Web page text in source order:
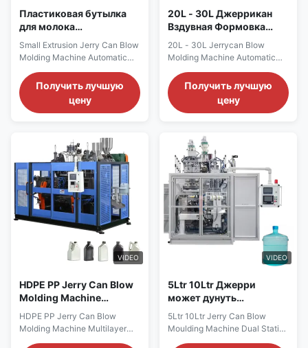
Пластиковая бутылка
для молока
Экструзионная
формовая машина HDPE
Small Extrusion Jerry Can Blow
Molding Machine Automatic
Rotary Blow Molding Machine
for Small Extrusion Full
Automatic HDPE PET PP Bottle
Blow Moulding Engine Bearing
Specification Value Voltage
380V Clamping Force (kN) 80
Output (kg/h) 100 Plastic ...
Получить лучшую
цену
20L - 30L Джеррикан
Вздувная Формовка
Машины Масла Барабан
Бутылки Воды
Производственная
линия
20L - 30L Jerrycan Blow
Molding Machine Automatic
extrusion blow molding
machine for producing 20L-
30L PET, HDPE, and PP
containers including oil drums,
motor and Mitsubishi PLC
control. Technical
Specifications Specification
Value Voltage 380V ...
Получить лучшую
цену
VIDEO
HDPE PP Jerry Can Blow
Molding Machine
Многослойная
экструзия 10L 15L 20L
HDPE PP Jerry Can Blow
Molding Machine Multilayer
Extrusion System for 10L, 15L,
VIDEO
5Ltr 10Ltr Джерри
может дунуть
формовочная машина
ПЭТ PP бутылки дунуть
формовочная машина
5Ltr 10Ltr Jerry Can Blow
Moulding Machine Dual Station
Extrusion Blowing Molding